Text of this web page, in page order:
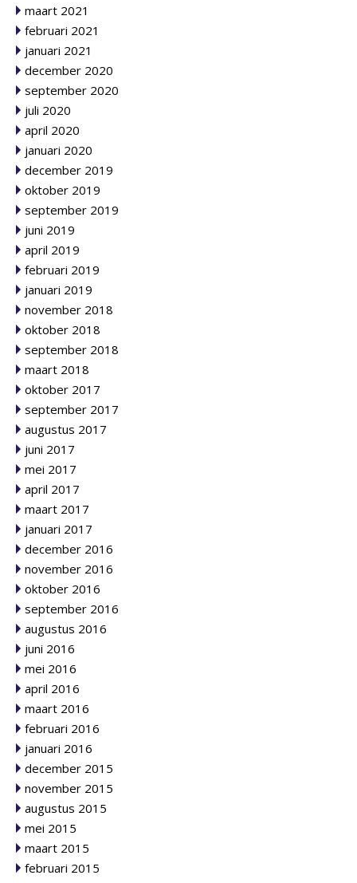
maart 2021
februari 2021
januari 2021
december 2020
september 2020
juli 2020
april 2020
januari 2020
december 2019
oktober 2019
september 2019
juni 2019
april 2019
februari 2019
januari 2019
november 2018
oktober 2018
september 2018
maart 2018
oktober 2017
september 2017
augustus 2017
juni 2017
mei 2017
april 2017
maart 2017
januari 2017
december 2016
november 2016
oktober 2016
september 2016
augustus 2016
juni 2016
mei 2016
april 2016
maart 2016
februari 2016
januari 2016
december 2015
november 2015
augustus 2015
mei 2015
maart 2015
februari 2015